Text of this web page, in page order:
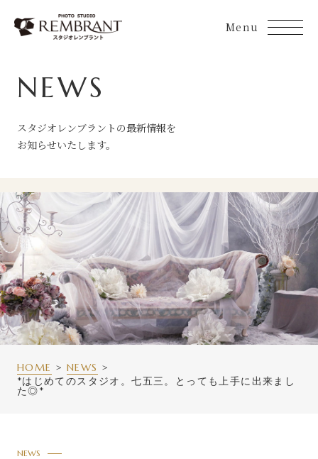
NEWS
スタジオレンブラントの最新情報を
お知らせいたします。
HOME
NEWS
*はじめてのスタジオ。七五三。とっても上手に出来まし
た◎*
NEWS